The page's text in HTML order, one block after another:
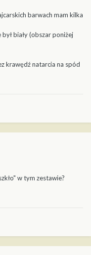
barwach mam kilka
biały (obszar poniżej
krawędź natarcia na spód
w tym zestawie?